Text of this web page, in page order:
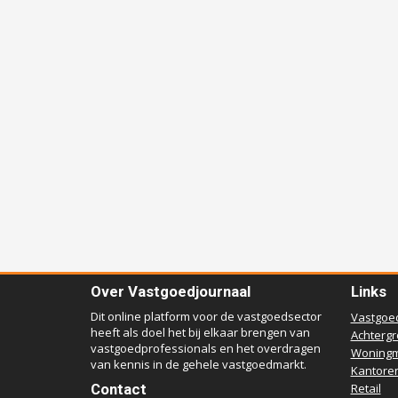
Over Vastgoedjournaal
Dit online platform voor de vastgoedsector
heeft als doel het bij elkaar brengen van
vastgoedprofessionals en het overdragen
van kennis in de gehele vastgoedmarkt.
Contact
Links
Retail